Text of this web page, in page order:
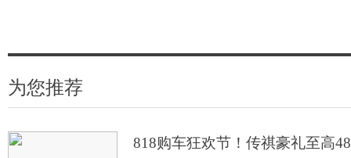
为您推荐
818购车狂欢节！传祺豪礼至高